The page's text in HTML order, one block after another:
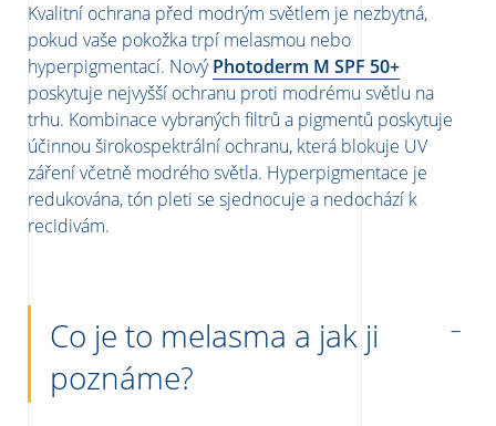
Kvalitní ochrana před modrým světlem je nezbytná,
pokud vaše pokožka trpí melasmou nebo
hyperpigmentací. NovýPhotoderm M SPF 50+
poskytuje nejvyšší ochranu proti modrému světlu na
trhu. Kombinace vybraných filtrů a pigmentů poskytuje
účinnou širokospektrální ochranu, která blokuje UV
záření včetně modrého světla. Hyperpigmentace je
redukována, tón pleti se sjednocuje a nedochází k
recidivám.
Co je to melasma a jak ji
poznáme?